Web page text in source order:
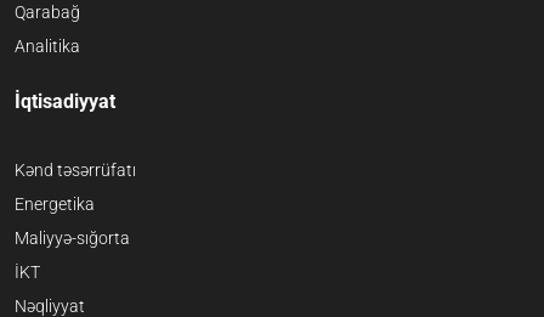
Qarabağ
Analitika
İqtisadiyyat
Kənd təsərrüfatı
Energetika
Maliyyə-sığorta
İKT
Nəqliyyat